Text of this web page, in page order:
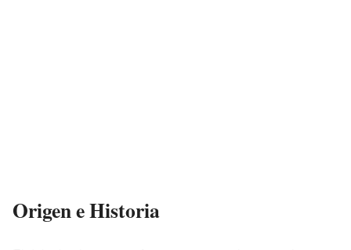
Origen e Historia